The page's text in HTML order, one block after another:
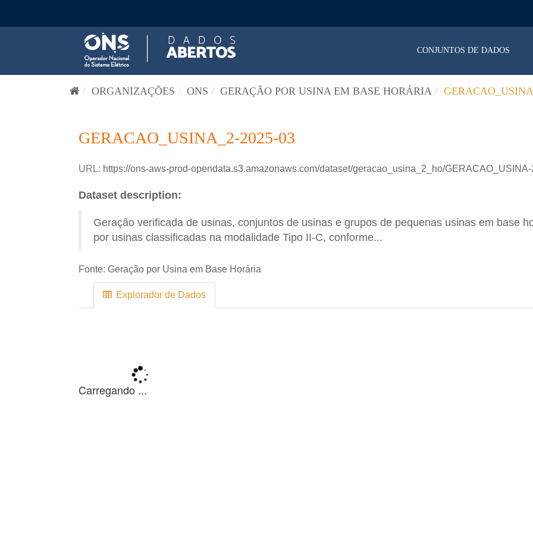
CONJUNTOS DE DADOS
ORGANIZAÇÕES ONS GERAÇÃO POR USINA EM BASE HORÁRIA
GERACAO_USINA_2-2025-03
URL: https://ons-aws-prod-opendata.s3.amazonaws.com/dataset/geracao_usina_2_ho/
Dataset description:
Geração verificada de usinas, conjuntos de usinas e grupos de pequenas usinas em base
por usinas classificadas na modalidade Tipo II-C, conforme...
Fonte: Geração por Usina em Base Horária
Explorador de Dados